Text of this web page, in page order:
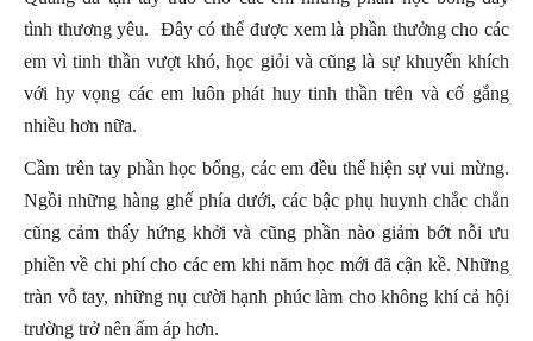
tình thương yêu. Đây có thể được xem là phần thưởng cho các
em vì tinh thần vượt khó, học giỏi và cũng là sự khuyến khích
với hy vọng các em luôn phát huy tinh thần trên và cố gắng
nhiều hơn nữa.
Cầm trên tay phần học bổng, các em đều thể hiện sự vui mừng.
Ngồi những hàng ghế phía dưới, các bậc phụ huynh chắc chắn
cũng cảm thấy hứng khởi và cũng phần nào giảm bớt nỗi ưu
phiền về chi phí cho các em khi năm học mới đã cận kề. Những
tràn vỗ tay, những nụ cười hạnh phúc làm cho không khí cả hội
trường trở nên ấm áp hơn.